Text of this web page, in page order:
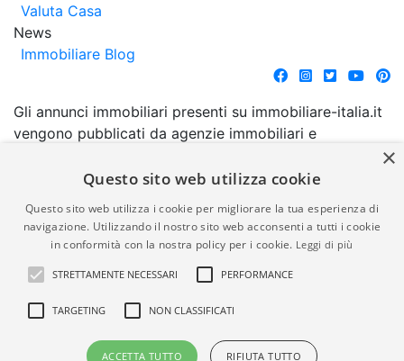
Valuta Casa
News
Immobiliare Blog
Gli annunci immobiliari presenti su immobiliare-italia.it
vengono pubblicati da agenzie immobiliari e
comporta l'approvazione o l'avallo da parte di
garanzia da parte di quest'ultima. immobiliare-italia.it
quindi non è responsabile della veridicità, della
correttezza, della completezza, della normativa in
materia di privacy e/o di alcun altro aspetto dei
suddetti annunci.
© Copyright 2007 - 2026
Powered by
×
Questo sito web utilizza cookie
Questo sito web utilizza i cookie per migliorare la tua esperienza di
navigazione. Utilizzando il nostro sito web acconsenti a tutti i cookie
in conformità con la nostra policy per i cookie. Leggi di più
STRETTAMENTE NECESSARI PERFORMANCE
TARGETING NON CLASSIFICATI
ACCETTA TUTTO RIFIUTA TUTTO